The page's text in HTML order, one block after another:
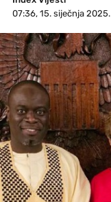
07:36, 15. siječnja 2025.